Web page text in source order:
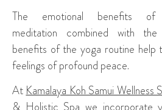
The emotional benefits of
meditation combined with the
benefits of the yoga routine help
feelings of profound peace.
At Kamalaya Koh Samui Wellness